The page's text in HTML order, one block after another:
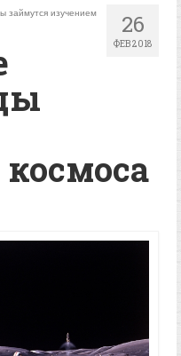
26
ФЕВ 2018
займутся изучением